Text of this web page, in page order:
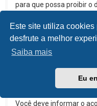
Este site utiliza
desfrute a melhor
Saiba mais
Eu
para que possa proibir o
Recebi de alguém
Embora o sistema de
de segurança que
tipo de mensagens,
Você deve informar o